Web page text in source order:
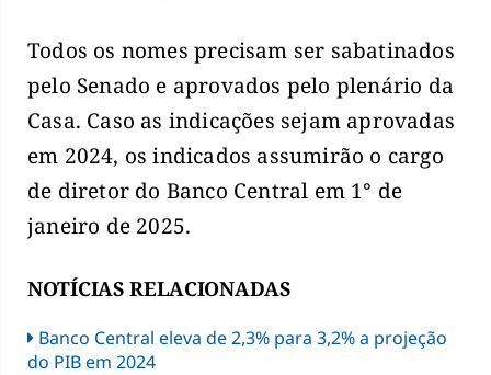
Todos os nomes precisam ser sabatinados
pelo Senado e aprovados pelo plenário da
Casa. Caso as indicações sejam aprovadas
em 2024, os indicados assumirão o cargo
de diretor do Banco Central em 1° de
janeiro de 2025.
NOTÍCIAS RELACIONADAS
Banco Central eleva de 2,3% para 3,2% a projeção
do PIB em 2024